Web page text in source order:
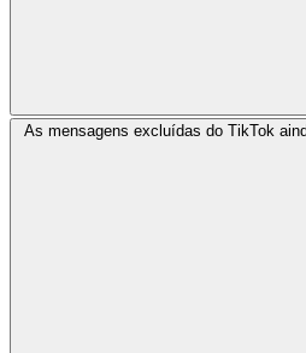
As mensagens excluídas do TikTok